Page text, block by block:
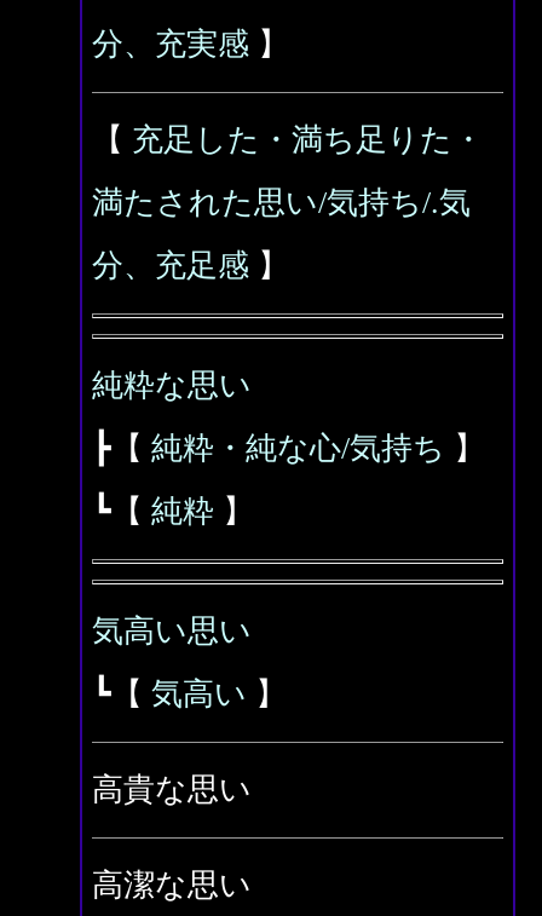
分、充実感 】
【 充足した・満ち足りた・
満たされた思い/気持ち/.気
分、充足感 】
純粋な思い
┣【 純粋・純な心/気持ち 】
┗【 純粋 】
気高い思い
┗【 気高い 】
高貴な思い
高潔な思い